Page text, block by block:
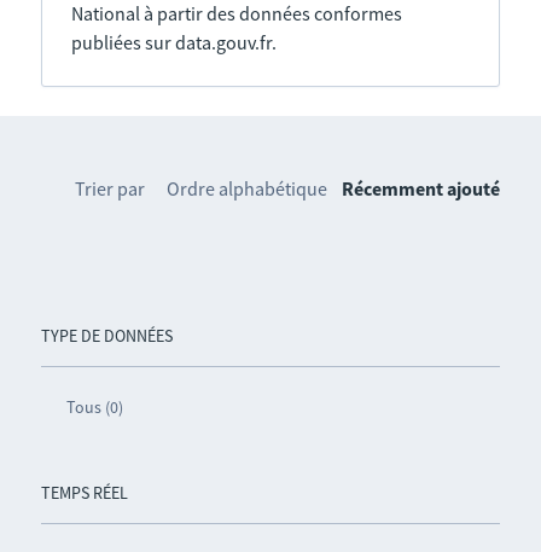
National à partir des données conformes
publiées sur data.gouv.fr.
TYPE DE DONNÉES
Tous (0)
TEMPS RÉEL
Trier par Ordre alphabétique Récemment ajouté